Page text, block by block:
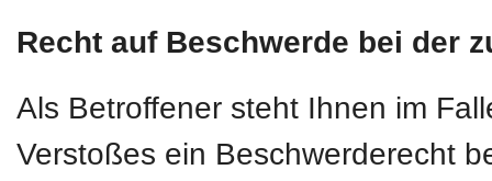
Recht auf Beschwerde bei der
Als Betroffener steht Ihnen im
Verstoßes ein Beschwerderecht